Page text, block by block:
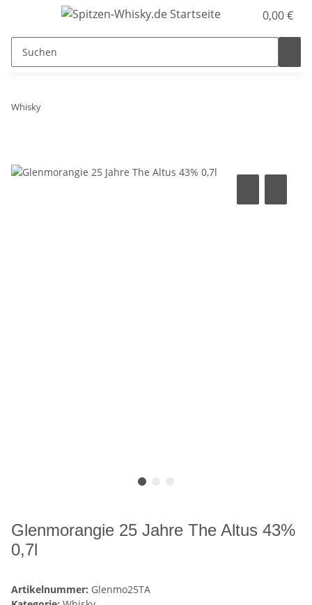
0,00 €
Whisky
Glenmorangie 25 Jahre The Altus 43%
0,7l
Artikelnummer: Glenmo25TA